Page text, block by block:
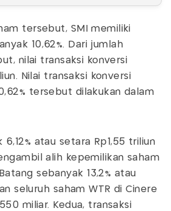
tersebut, SMI memiliki
10,62%. Dari jumlah
nilai transaksi konversi
Nilai transaksi konversi
tersebut dilakukan dalam
6,12% atau setara Rp1,55 triliun
alih kepemilikan saham
sebanyak 13,2% atau
seluruh saham WTR di Cinere
miliar. Kedua, transaksi